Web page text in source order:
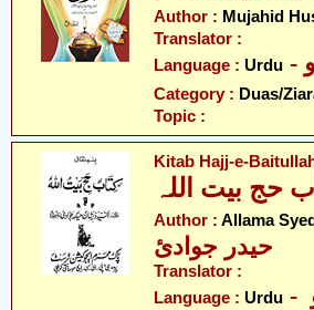
Author : Mujahid
Translator :
Language : Urdu
Category : Duas/
Topic :
Kitab Hajj-e-
Author : Allama
حیدر جوادئ
Translator :
Language : Urdu